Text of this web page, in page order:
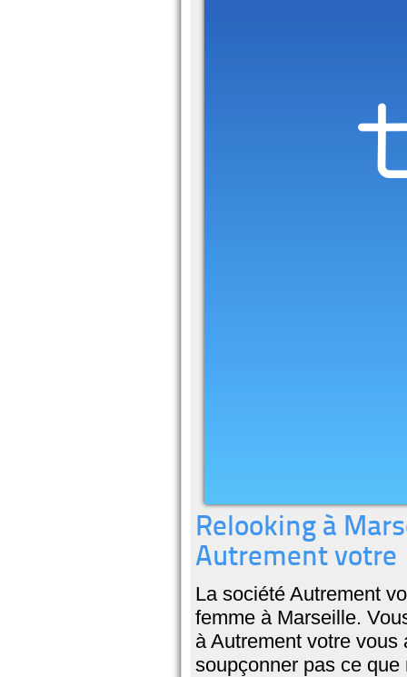
Relooking à
Autrement votre
La société Autrement
femme à Marseille.
à Autrement votre
soupçonner pas ce